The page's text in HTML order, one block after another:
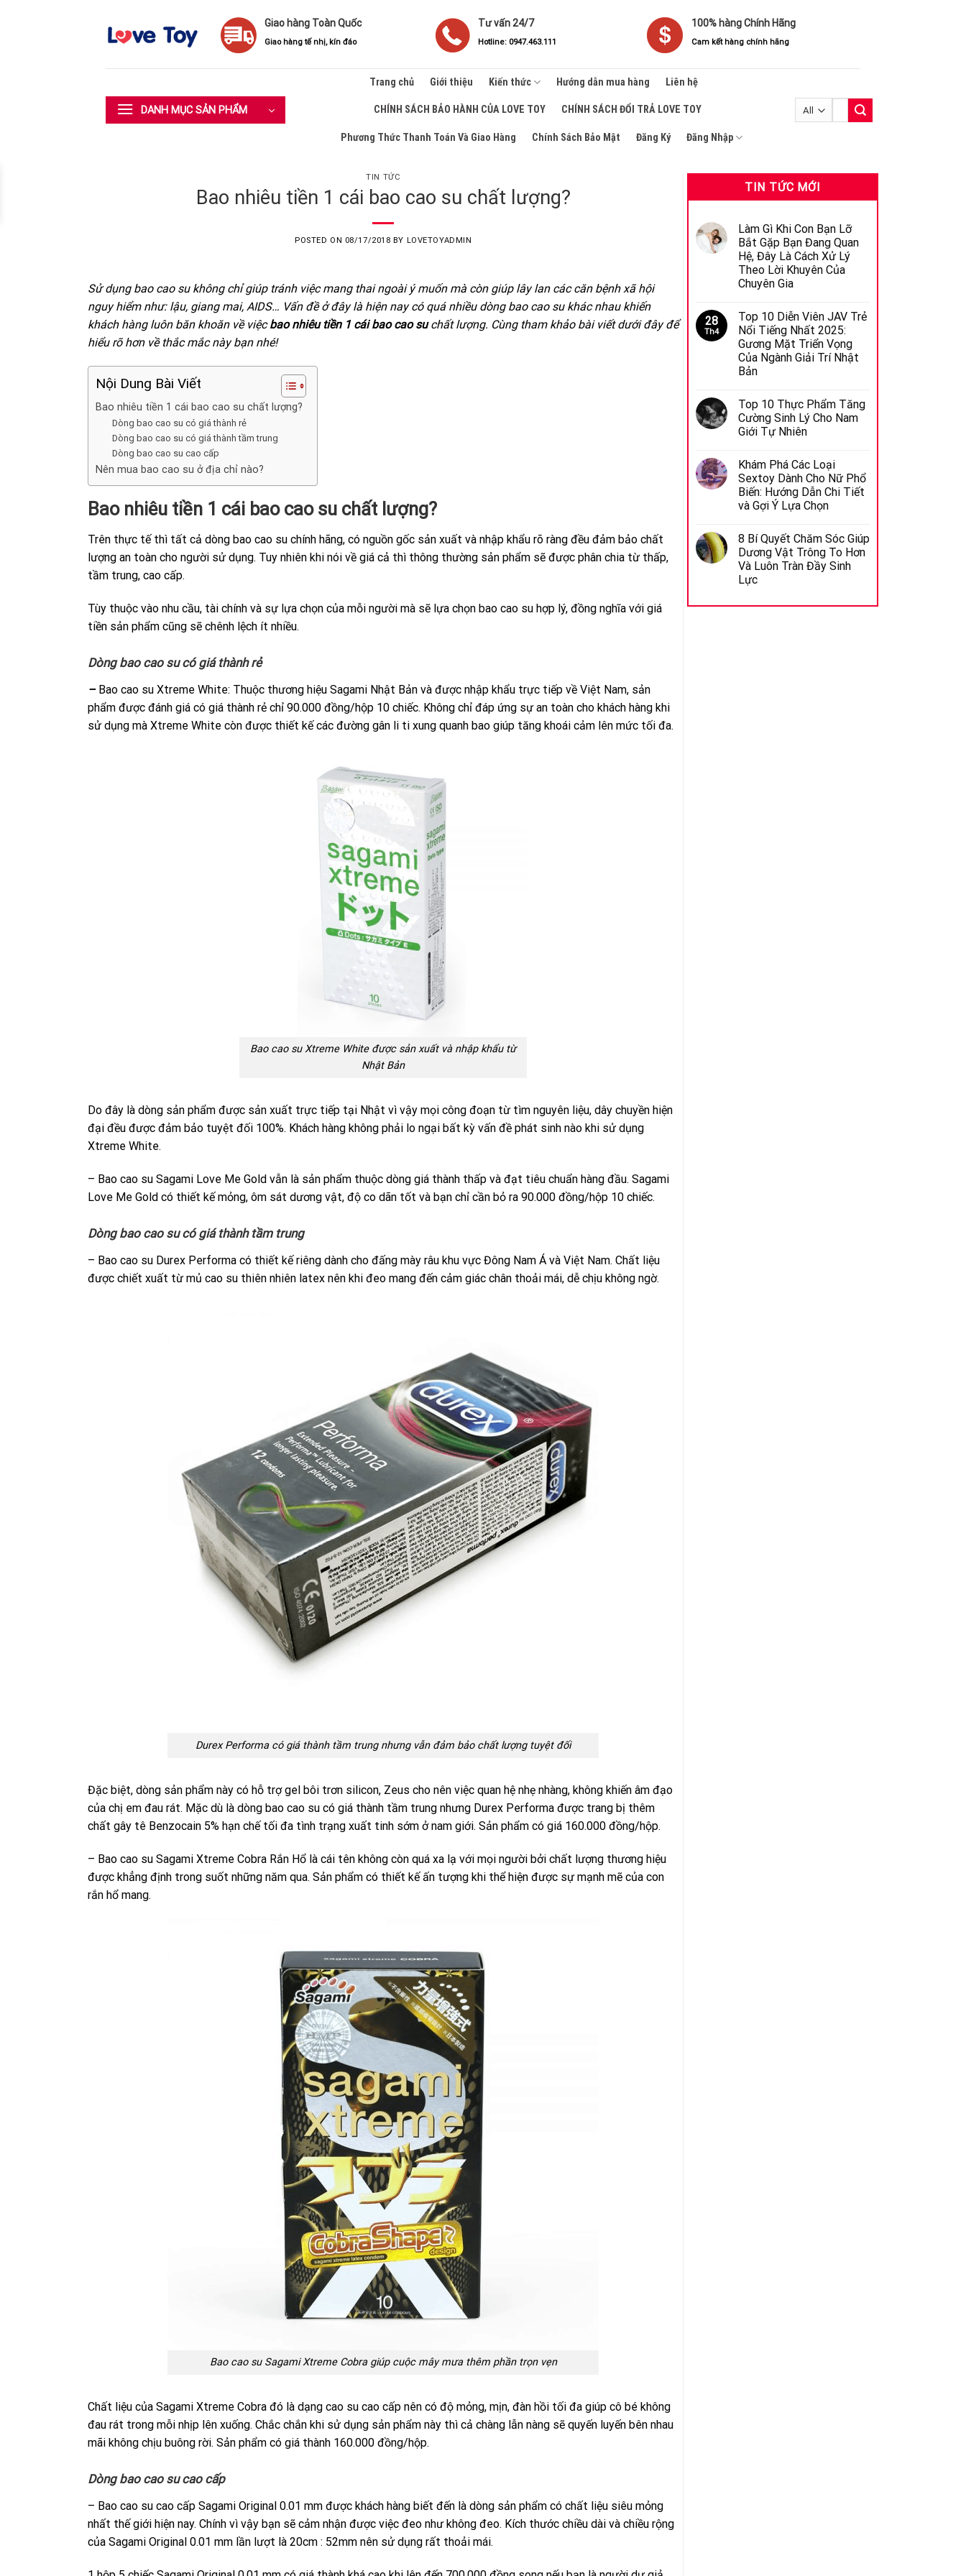
Giao hàng Toàn Quốc
Giao hàng tế nhị, kín đáo
Tư vấn 24/7
Hotline: 0947.463.111
100% hàng Chính Hãng
Cam kết hàng chính hãng
DANH MỤC SẢN PHẨM
Trang chủ Giới thiệu Kiến thức Hướng dẫn mua hàng Liên hệ
CHÍNH SÁCH BẢO HÀNH CỦA LOVE TOY CHÍNH SÁCH ĐỔI TRẢ LOVE TOY
Phương Thức Thanh Toán Và Giao Hàng Chính Sách Bảo Mật Đăng Ký Đăng Nhập
TIN TỨC
Bao nhiêu tiền 1 cái bao cao su chất lượng?
POSTED ON 08/17/2018 BY LOVETOYADMIN
Sử dụng bao cao su không chỉ giúp tránh việc mang thai ngoài ý muốn mà còn giúp lây lan các căn bệnh xã hội
nguy hiểm như: lậu, giang mai, AIDS… Vấn đề ở đây là hiện nay có quá nhiều dòng bao cao su khác nhau khiến
khách hàng luôn băn khoăn về việcbao nhiêu tiền 1 cái bao cao suchất lượng. Cùng tham khảo bài viết dưới đây để
hiểu rõ hơn về thắc mắc này bạn nhé!
Nội Dung Bài Viết
Bao nhiêu tiền 1 cái bao cao su chất lượng?
Dòng bao cao su có giá thành rẻ
Dòng bao cao su có giá thành tầm trung
Dòng bao cao su cao cấp
Nên mua bao cao su ở địa chỉ nào?
Bao nhiêu tiền 1 cái bao cao su chất lượng?
Trên thực tế thì tất cả dòng bao cao su chính hãng, có nguồn gốc sản xuất và nhập khẩu rõ ràng đều đảm bảo chất
lượng an toàn cho người sử dụng. Tuy nhiên khi nói về giá cả thì thông thường sản phẩm sẽ được phân chia từ thấp,
tầm trung, cao cấp.
Tùy thuộc vào nhu cầu, tài chính và sự lựa chọn của mỗi người mà sẽ lựa chọn bao cao su hợp lý, đồng nghĩa với giá
tiền sản phẩm cũng sẽ chênh lệch ít nhiều.
Dòng bao cao su có giá thành rẻ
– Bao cao su Xtreme White: Thuộc thương hiệu Sagami Nhật Bản và được nhập khẩu trực tiếp về Việt Nam, sản
phẩm được đánh giá có giá thành rẻ chỉ 90.000 đồng/hộp 10 chiếc. Không chỉ đáp ứng sự an toàn cho khách hàng khi
sử dụng mà Xtreme White còn được thiết kế các đường gân li ti xung quanh bao giúp tăng khoái cảm lên mức tối đa.
Bao cao su Xtreme White được sản xuất và nhập khẩu từ
Nhật Bản
Do đây là dòng sản phẩm được sản xuất trực tiếp tại Nhật vì vậy mọi công đoạn từ tìm nguyên liệu, dây chuyền hiện
đại đều được đảm bảo tuyệt đối 100%. Khách hàng không phải lo ngại bất kỳ vấn đề phát sinh nào khi sử dụng
Xtreme White.
– Bao cao su Sagami Love Me Gold vẫn là sản phẩm thuộc dòng giá thành thấp và đạt tiêu chuẩn hàng đầu. Sagami
Love Me Gold có thiết kế mỏng, ôm sát dương vật, độ co dãn tốt và bạn chỉ cần bỏ ra 90.000 đồng/hộp 10 chiếc.
Dòng bao cao su có giá thành tầm trung
– Bao cao su Durex Performa có thiết kế riêng dành cho đấng mày râu khu vực Đông Nam Á và Việt Nam. Chất liệu
được chiết xuất từ mủ cao su thiên nhiên latex nên khi đeo mang đến cảm giác chân thoải mái, dễ chịu không ngờ.
Durex Performa có giá thành tầm trung nhưng vẫn đảm bảo chất lượng tuyệt đối
Đặc biệt, dòng sản phẩm này có hỗ trợ gel bôi trơn silicon, Zeus cho nên việc quan hệ nhẹ nhàng, không khiến âm đạo
của chị em đau rát. Mặc dù là dòng bao cao su có giá thành tầm trung nhưng Durex Performa được trang bị thêm
chất gây tê Benzocain 5% hạn chế tối đa tình trạng xuất tinh sớm ở nam giới. Sản phẩm có giá 160.000 đồng/hộp.
– Bao cao su Sagami Xtreme Cobra Rắn Hổ là cái tên không còn quá xa lạ với mọi người bởi chất lượng thương hiệu
được khẳng định trong suốt những năm qua. Sản phẩm có thiết kế ấn tượng khi thể hiện được sự mạnh mẽ của con
rắn hổ mang.
Bao cao su Sagami Xtreme Cobra giúp cuộc mây mưa thêm phần trọn vẹn
Chất liệu của Sagami Xtreme Cobra đó là dạng cao su cao cấp nên có độ mỏng, mịn, đàn hồi tối đa giúp cô bé không
đau rát trong mỗi nhịp lên xuống. Chắc chắn khi sử dụng sản phẩm này thì cả chàng lẫn nàng sẽ quyến luyến bên nhau
mãi không chịu buông rời. Sản phẩm có giá thành 160.000 đồng/hộp.
Dòng bao cao su cao cấp
– Bao cao su cao cấp Sagami Original 0.01 mm được khách hàng biết đến là dòng sản phẩm có chất liệu siêu mỏng
nhất thế giới hiện nay. Chính vì vậy bạn sẽ cảm nhận được việc đeo như không đeo. Kích thước chiều dài và chiều rộng
của Sagami Original 0.01 mm lần lượt là 20cm : 52mm nên sử dụng rất thoải mái.
TIN TỨC MỚI
Làm Gì Khi Con Bạn Lỡ
Bắt Gặp Bạn Đang Quan
Hệ, Đây Là Cách Xử Lý
Theo Lời Khuyên Của
Chuyên Gia
28
Th4
Top 10 Diễn Viên JAV Trẻ
Nổi Tiếng Nhất 2025:
Gương Mặt Triển Vọng
Của Ngành Giải Trí Nhật
Bản
Top 10 Thực Phẩm Tăng
Cường Sinh Lý Cho Nam
Giới Tự Nhiên
Khám Phá Các Loại
Sextoy Dành Cho Nữ Phổ
Biến: Hướng Dẫn Chi Tiết
và Gợi Ý Lựa Chọn
8 Bí Quyết Chăm Sóc Giúp
Dương Vật Trông To Hơn
Và Luôn Tràn Đầy Sinh
Lực